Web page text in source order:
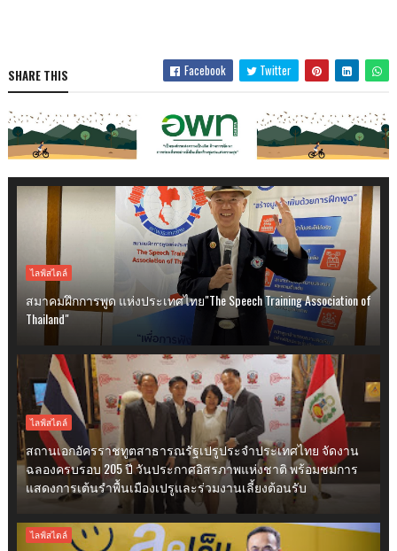
SHARE THIS Facebook Twitter
ไลฟ์สไตล์
สมาคมฝึกการพูด แห่งประเทศไทย"The Speech Training Association of
Thailand"
ไลฟ์สไตล์
สถานเอกอัครราชทูตสาธารณรัฐเปรูประจำประเทศไทย จัดงาน
ฉลองครบรอบ 205 ปี วันประกาศอิสรภาพแห่งชาติ พร้อมชมการ
แสดงการเต้นรำพื้นเมืองเปรูและร่วมงานเลี้ยงต้อนรับ
ไลฟ์สไตล์